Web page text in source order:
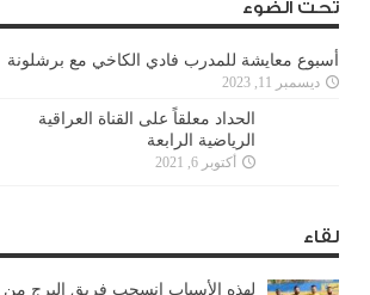
تحت الضوء
أسبوع معايشة للمدرب فادي الكاخي مع برشلونة
ديسمبر 11, 2023
الحداد معلقاً على القناة العراقية
الرياضية الرابعة
أكتوبر 6, 2021
لقاء
لهذه الأسباب إنسحب فريق البرج من